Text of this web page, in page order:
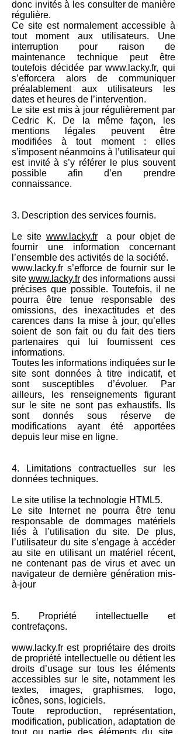
donc invités à les consulter de manière
régulière.
Ce site est normalement accessible à
tout moment aux utilisateurs. Une
interruption pour raison de
maintenance technique peut être
toutefois décidée parwww.lacky.fr, qui
s’efforcera alors de communiquer
préalablement aux utilisateurs les
dates et heures de l’intervention.
Le site est mis à jour régulièrement par
Cedric K. De la même façon, les
mentions légales peuvent être
modifiées à tout moment : elles
s’imposent néanmoins à l’utilisateur qui
est invité à s’y référer le plus souvent
possible afin d’en prendre
connaissance.
3. Description des services fournis.
Le site www.lacky.fra pour objet de
fournir une information concernant
l’ensemble des activités de la société.
www.lacky.fr s’efforce de fournir sur le
site www.lacky.fr des informations aussi
précises que possible. Toutefois, il ne
pourra être tenue responsable des
omissions, des inexactitudes et des
carences dans la mise à jour, qu’elles
soient de son fait ou du fait des tiers
partenaires qui lui fournissent ces
informations.
Toutes les informations indiquées sur le
site sont données à titre indicatif, et
sont susceptibles d’évoluer. Par
ailleurs, les renseignements figurant
sur le site ne sont pas exhaustifs. Ils
sont donnés sous réserve de
modifications ayant été apportées
depuis leur mise en ligne.
4. Limitations contractuelles sur les
données techniques.
Le site utilise la technologie HTML5.
Le site Internet ne pourra être tenu
responsable de dommages matériels
liés à l’utilisation du site. De plus,
l’utilisateur du site s’engage à accéder
au site en utilisant un matériel récent,
ne contenant pas de virus et avec un
navigateur de dernière génération mis-
à-jour
5. Propriété intellectuelle et
contrefaçons.
www.lacky.fr est propriétaire des droits
de propriété intellectuelle ou détient les
droits d’usage sur tous les éléments
accessibles sur le site, notamment les
textes, images, graphismes, logo,
icônes, sons, logiciels.
Toute reproduction, représentation,
modification, publication, adaptation de
tout ou partie des éléments du site,